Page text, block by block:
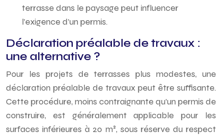
terrasse dans le paysage peut influencer
l’exigence d’un permis.
Déclaration préalable de travaux :
une alternative ?
Pour les projets de terrasses plus modestes, une
déclaration préalable de travaux peut être suffisante.
Cette procédure, moins contraignante qu’un permis de
construire, est généralement applicable pour les
surfaces inférieures à 20 m², sous réserve du respect